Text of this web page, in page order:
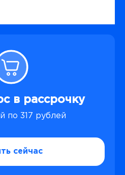
в рассрочку
по 317 рублей
сейчас